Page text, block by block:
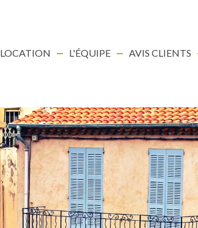
LOCATION L'ÉQUIPE AVIS CLIENTS